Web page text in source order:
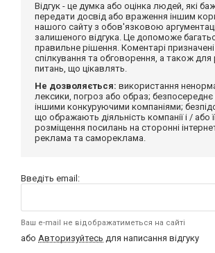
Відгук - це думка або оцінка людей, які
передати досвід або враження іншим
нашого сайту з обов'язковою
залишеного відгука. Це допоможе
правильне рішення. Коментарі
спілкування та обговорення, а також для
питань, що цікавлять.
Не дозволяється: використання
лексики, погроз або образ; безпосереднє
іншими конкуруючими компаніями;
що ображають діяльність компанії і / або
розміщення посилань на сторонні
реклама та самореклама.
Введіть email:
Ваш e-mail не відображатиметься на сайті
або Авторизуйтесь для написання відгуку